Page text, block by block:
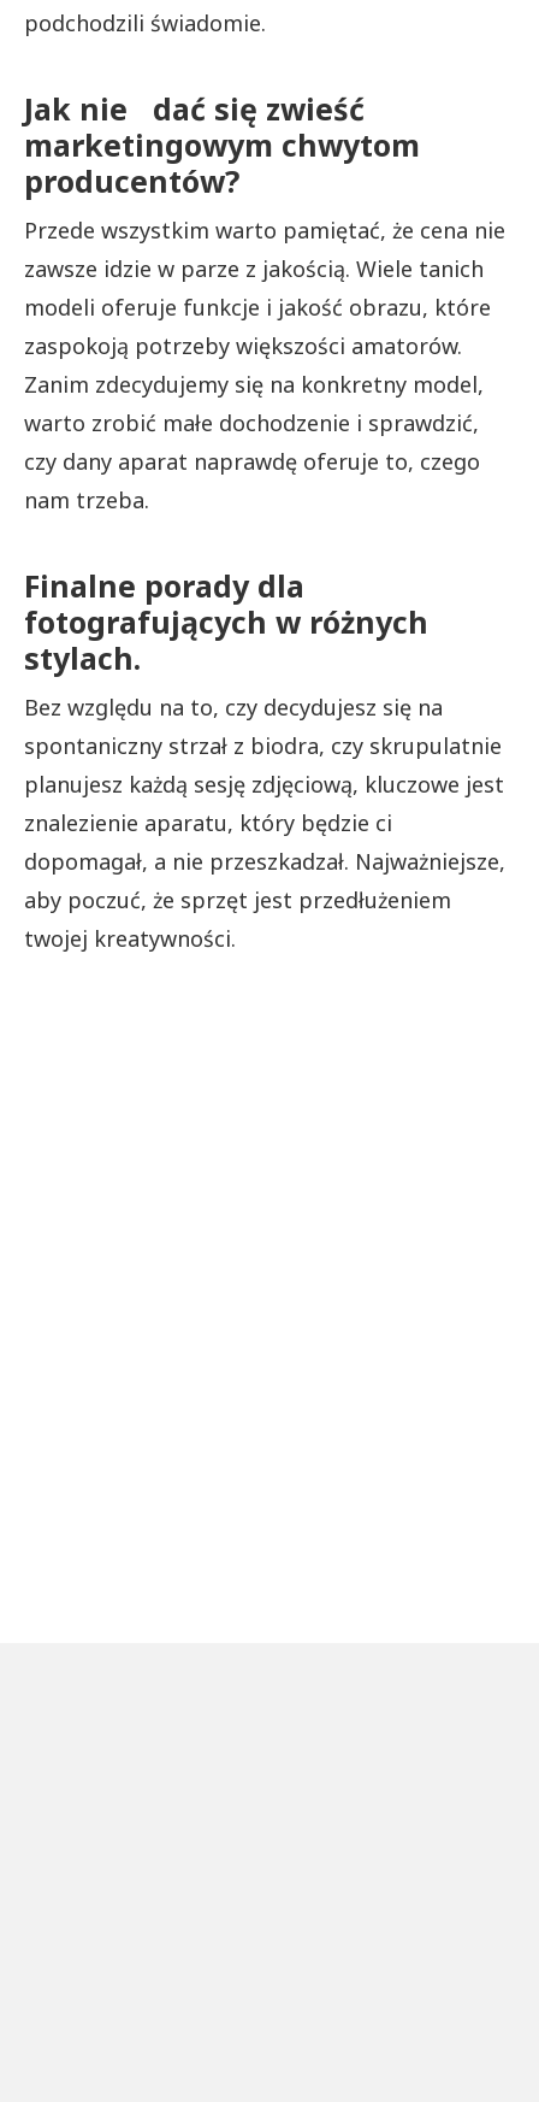
podchodzili świadomie.
Jak nie dać się zwieść
marketingowym chwytom
producentów?
Przede wszystkim warto pamiętać, że cena nie
zawsze idzie w parze z jakością. Wiele tanich
modeli oferuje funkcje i jakość obrazu, które
zaspokoją potrzeby większości amatorów.
Zanim zdecydujemy się na konkretny model,
warto zrobić małe dochodzenie i sprawdzić,
czy dany aparat naprawdę oferuje to, czego
nam trzeba.
Finalne porady dla
fotografujących w różnych
stylach.
Bez względu na to, czy decydujesz się na
spontaniczny strzał z biodra, czy skrupulatnie
planujesz każdą sesję zdjęciową, kluczowe jest
znalezienie aparatu, który będzie ci
dopomagał, a nie przeszkadzał. Najważniejsze,
aby poczuć, że sprzęt jest przedłużeniem
twojej kreatywności.